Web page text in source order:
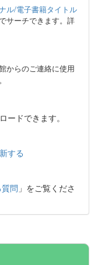
ル/電子書籍タイトル
サーチできます。詳
からのご連絡に使用
ードできます。
する
問 」をご覧くださ